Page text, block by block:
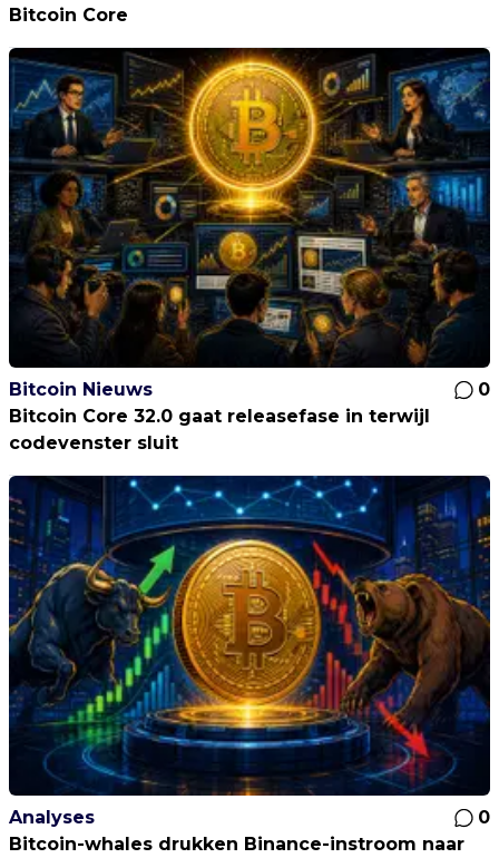
Bitcoin Core
Bitcoin Nieuws
0
Bitcoin Core 32.0 gaat releasefase in terwijl
codevenster sluit
Analyses
0
Bitcoin-whales drukken Binance-instroom naar